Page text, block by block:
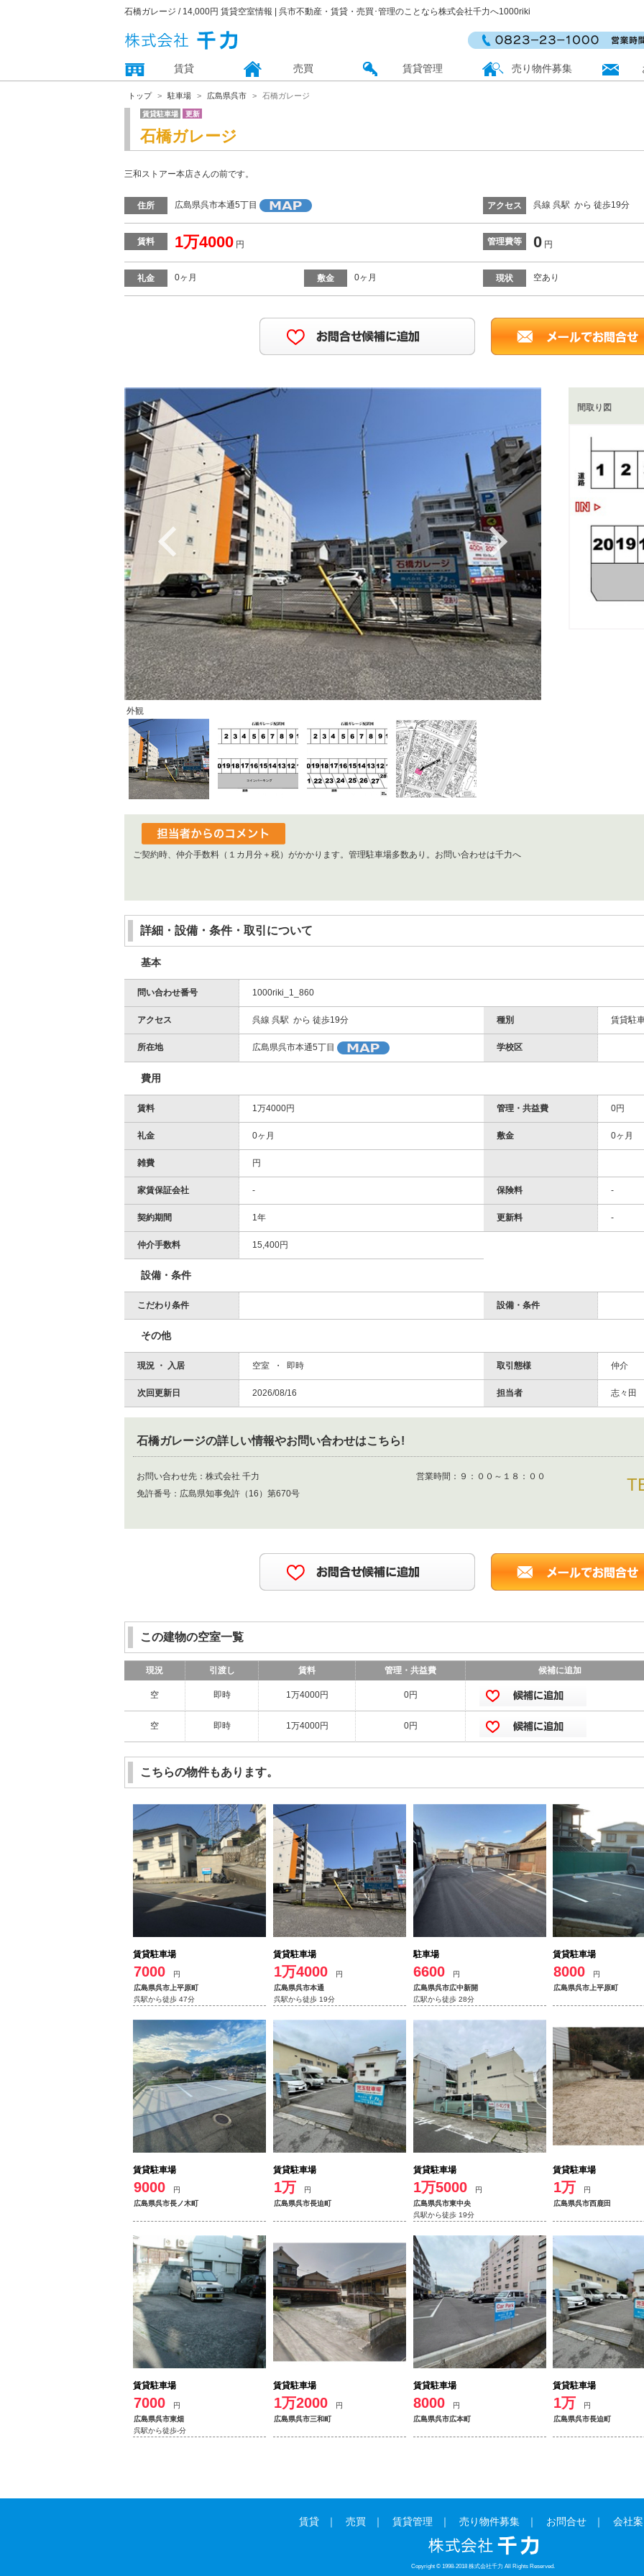
石橋ガレージ / 14,000円 賃貸空室情報 | 呉市不動産・賃貸・売買･管理のことなら株式会社千力へ1000riki
賃貸 売買 賃貸管理 売り物件募集
トップ 駐車場 広島県呉市 石橋ガレージ
賃貸駐車場 更新
石橋ガレージ
三和ストアー本店さんの前です。
住所 広島県呉市本通5丁目 アクセス 呉線 呉駅 から 徒歩19分
賃料 1万4000 円 管理費等 0 円
礼金 0ヶ月 敷金 0ヶ月 現状 空あり
Previous
外観
Next
間取り図
ご契約時、仲介手数料（１カ月分＋税）がかかります。管理駐車場多数あり。お問い合わせは千力へ
詳細・設備・条件・取引について
基本
問い合わせ番号 1000riki_1_860
アクセス 呉線 呉駅 から 徒歩19分 種別 賃貸駐
所在地 広島県呉市本通5丁目 学校区
費用
賃料 1万4000円 管理・共益費 0円
礼金 0ヶ月 敷金 0ヶ月
雑費 円
家賃保証会社 - 保険料 -
契約期間 1年 更新料 -
仲介手数料 15,400円
設備・条件
こだわり条件 設備・条件
その他
現況 ・ 入居 空室 ・ 即時 取引態様 仲介
次回更新日 2026/08/16 担当者 志々田
石橋ガレージの詳しい情報やお問い合わせはこちら!
お問い合わせ先： 株式会社 千力
免許番号： 広島県知事免許（16）第670号
営業時間： ９：００～１８：００
この建物の空室一覧
現況 引渡し 賃料 管理・共益費 候補に追加
空 即時 1万4000円 0円
空 即時 1万4000円 0円
こちらの物件もあります。
賃貸駐車場
7000
円
広島県呉市上平原町
呉駅から徒歩 47分
賃貸駐車場
1万4000
円
広島県呉市本通
呉駅から徒歩 19分
駐車場
6600
円
広島県呉市広中新開
広駅から徒歩 28分
賃貸駐車場
8000
円
広島県呉市上平原町
賃貸駐車場
9000
円
広島県呉市長ノ木町
賃貸駐車場
1万
円
広島県呉市長迫町
賃貸駐車場
1万5000
円
広島県呉市東中央
呉駅から徒歩 19分
賃貸駐車場
1万
円
広島県呉市西鹿田
賃貸駐車場
7000
円
広島県呉市東畑
呉駅から徒歩-分
賃貸駐車場
1万2000
円
広島県呉市三和町
賃貸駐車場
8000
円
広島県呉市広本町
賃貸駐車場
1万
円
広島県呉市長迫町
賃貸 売買 賃貸管理 売り物件募集 お問合せ 会社
Copyright © 1998-2018 株式会社千力 All Rights Reserved.